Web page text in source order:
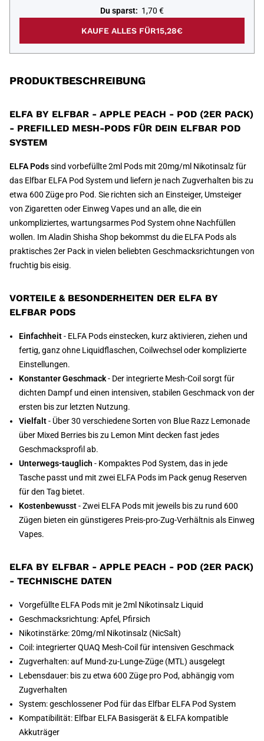
Du sparst: 1,70 €
KAUFE ALLES FÜR15,28€
PRODUKTBESCHREIBUNG
ELFA BY ELFBAR - APPLE PEACH - POD (2ER PACK)
- PREFILLED MESH-PODS FÜR DEIN ELFBAR POD
SYSTEM
ELFA Podssind vorbefüllte 2ml Pods mit 20mg/ml Nikotinsalz für
das Elfbar ELFA Pod System und liefern je nach Zugverhalten bis zu
etwa 600 Züge pro Pod. Sie richten sich an Einsteiger, Umsteiger
von Zigaretten oder Einweg Vapes und an alle, die ein
unkompliziertes, wartungsarmes Pod System ohne Nachfüllen
wollen. Im Aladin Shisha Shop bekommst du die ELFA Pods als
praktisches 2er Pack in vielen beliebten Geschmacksrichtungen von
fruchtig bis eisig.
VORTEILE & BESONDERHEITEN DER ELFA BY
ELFBAR PODS
Einfachheit- ELFA Pods einstecken, kurz aktivieren, ziehen und
fertig, ganz ohne Liquidflaschen, Coilwechsel oder komplizierte
Einstellungen.
Konstanter Geschmack- Der integrierte Mesh-Coil sorgt für
dichten Dampf und einen intensiven, stabilen Geschmack von der
ersten bis zur letzten Nutzung.
Vielfalt- Über 30 verschiedene Sorten von Blue Razz Lemonade
über Mixed Berries bis zu Lemon Mint decken fast jedes
Geschmacksprofil ab.
Unterwegs-tauglich - Kompaktes Pod System, das in jede
Tasche passt und mit zwei ELFA Pods im Pack genug Reserven
für den Tag bietet.
Kostenbewusst- Zwei ELFA Pods mit jeweils bis zu rund 600
Zügen bieten ein günstigeres Preis-pro-Zug-Verhältnis als Einweg
Vapes.
ELFA BY ELFBAR - APPLE PEACH - POD (2ER PACK)
- TECHNISCHE DATEN
Vorgefüllte ELFA Pods mit je 2ml Nikotinsalz Liquid
Geschmacksrichtung: Apfel, Pfirsich
Nikotinstärke: 20mg/ml Nikotinsalz (NicSalt)
Coil: integrierter QUAQ Mesh-Coil für intensiven Geschmack
Zugverhalten: auf Mund-zu-Lunge-Züge (MTL) ausgelegt
Lebensdauer: bis zu etwa 600 Züge pro Pod, abhängig vom
Zugverhalten
System: geschlossener Pod für das Elfbar ELFA Pod System
Kompatibilität: Elfbar ELFA Basisgerät & ELFA kompatible
Akkuträger